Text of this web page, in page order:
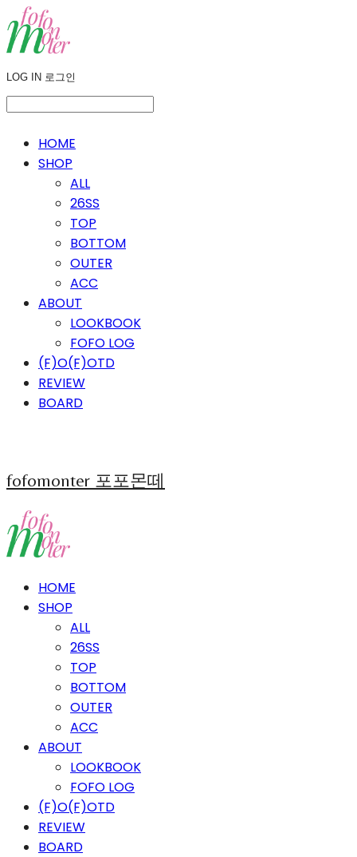
LOG IN 로그인
HOME
SHOP
ALL
26SS
TOP
BOTTOM
OUTER
ACC
ABOUT
LOOKBOOK
FOFO LOG
(F)O(F)OTD
REVIEW
BOARD
fofomonter 포포몬떼
HOME
SHOP
ALL
26SS
TOP
BOTTOM
OUTER
ACC
ABOUT
LOOKBOOK
FOFO LOG
(F)O(F)OTD
REVIEW
BOARD